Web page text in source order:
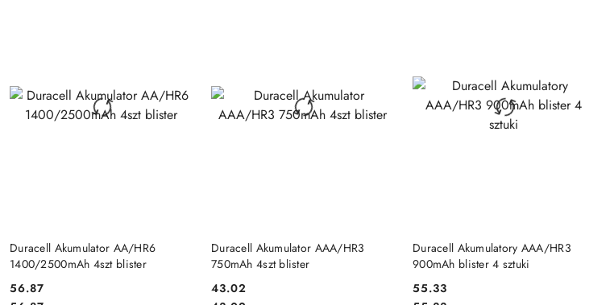
Duracell Akumulator AA/HR6
1400/2500mAh 4szt blister
56.87
DO KOSZYKA
Duracell Akumulator AAA/HR3
750mAh 4szt blister
43.02
DO KOSZYKA
Duracell Akumulatory AAA/HR3
900mAh blister 4 sztuki
55.33
DO KOSZYKA